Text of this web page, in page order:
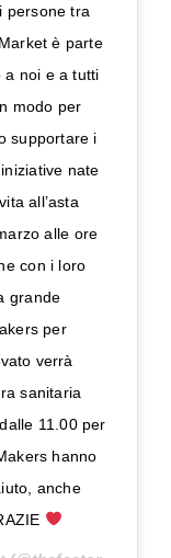
persone tra
è parte
a noi e a tutti
modo per
supportare i
nate
all’asta
alle ore
con i loro
grande
per
verrà
sanitaria
11.00 per
hanno
anche